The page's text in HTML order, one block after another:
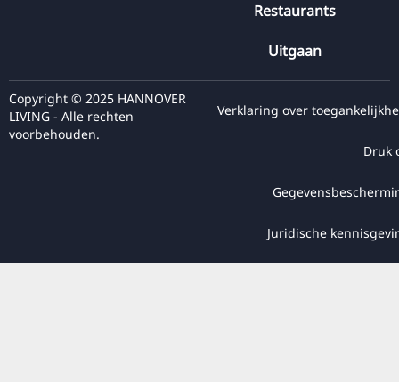
Restaurants
Uitgaan
Copyright © 2025 HANNOVER
LIVING - Alle rechten
voorbehouden.
Verklaring over
Druk
Juridische